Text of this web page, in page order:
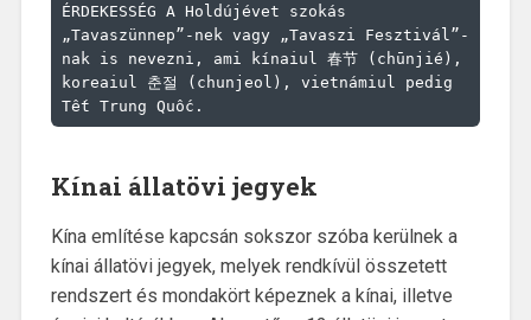
ÉRDEKESSÉG A Holdújévet szokás
„Tavaszünnep”-nek vagy „Tavaszi Fesztivál”-
nak is nevezni, ami kínaiul 春节 (chūnjié),
koreaiul 춘절 (chunjeol), vietnámiul pedig
Tết Trung Quốc.
Kínai állatövi jegyek
Kína említése kapcsán sokszor szóba kerülnek a
kínai állatövi jegyek, melyek rendkívül összetett
rendszert és mondakört képeznek a kínai, illetve